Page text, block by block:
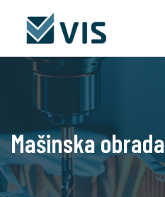
Mašinska obrada